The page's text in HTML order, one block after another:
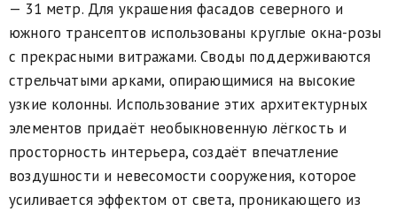
— 31 метр. Для украшения фасадов северного и
южного трансептов использованы круглые окна-розы
с прекрасными витражами. Своды поддерживаются
стрельчатыми арками, опирающимися на высокие
узкие колонны. Использование этих архитектурных
элементов придаёт необыкновенную лёгкость и
просторность интерьера, создаёт впечатление
воздушности и невесомости сооружения, которое
усиливается эффектом от света, проникающего из